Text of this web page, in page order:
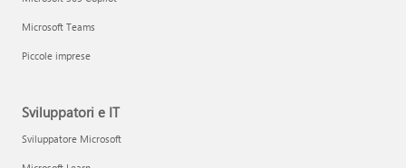
Microsoft Teams
Piccole imprese
Sviluppatori e IT
Sviluppatore Microsoft